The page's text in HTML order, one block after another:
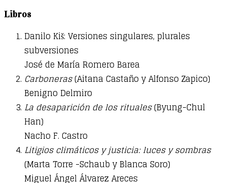
Libros
Danilo Kiš: Versiones singulares, plurales
subversiones
José de María Romero Barea
Carboneras(Aitana Castaño y Alfonso Zapico)
Benigno Delmiro
La desaparición de los rituales(Byung-Chul
Han)
Nacho F. Castro
Litigios climáticos y justicia: luces y sombras
(Marta Torre -Schaub y Blanca Soro)
Miguel Ángel Álvarez Areces